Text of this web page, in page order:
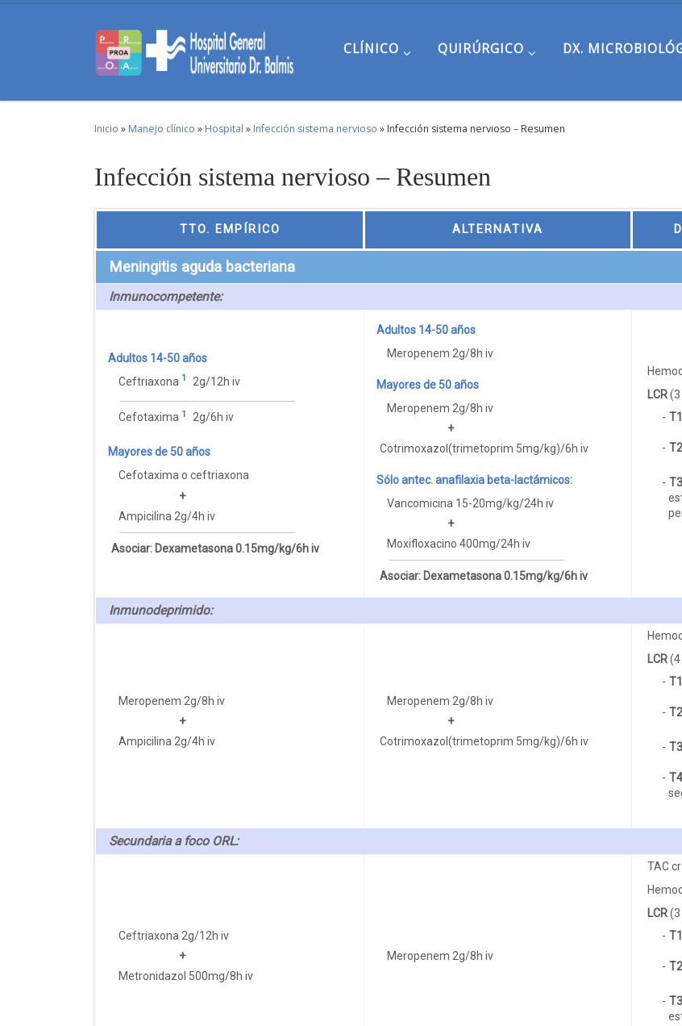
CLÍNICO QUIRÚRGICO DX.
Inicio » Manejo clínico » Hospital » Infección sistema nervioso » Infección sistema nervioso – Resumen
Infección sistema nervioso – Resumen
TTO. EMPÍRICO ALTERNATIVA
Meningitis aguda bacteriana
Inmunocompetente:
Adultos 14-50 años
Ceftriaxona 1 2g/12h iv
Cefotaxima 1 2g/6h iv
Mayores de 50 años
Cefotaxima o ceftriaxona
+
Ampicilina 2g/4h iv
Asociar: Dexametasona 0.15mg/kg/6h iv
Adultos 14-50 años
Meropenem 2g/8h iv
Mayores de 50 años
Meropenem 2g/8h iv
+
Cotrimoxazol(trimetoprim 5mg/kg)/6h iv
Sólo antec. anafilaxia beta-lactámicos:
Vancomicina 15-20mg/kg/24h iv
+
Moxifloxacino 400mg/24h iv
Asociar: Dexametasona 0.15mg/kg/6h iv
LCR(3
Inmunodeprimido:
Meropenem 2g/8h iv
+
Ampicilina 2g/4h iv
Meropenem 2g/8h iv
+
Cotrimoxazol(trimetoprim 5mg/kg)/6h iv
LCR(4
Secundaria a foco ORL:
Ceftriaxona 2g/12h iv
+
Metronidazol 500mg/8h iv
Meropenem 2g/8h iv
TAC
LCR(3